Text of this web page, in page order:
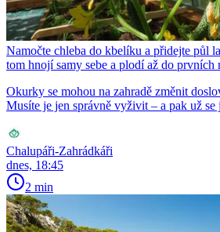
Namočte chleba do kbelíku a přidejte půl
tom hnojí samy sebe a plodí až do prvních
Okurky se mohou na zahradě změnit
Musíte je jen správně vyživit – a pak už se
Chalupáři-Zahrádkáři
dnes, 18:45
2 min